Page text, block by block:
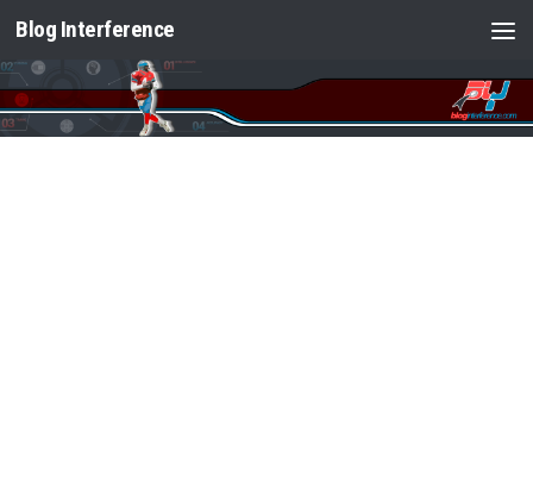
Saltar al contenido
Blog Interference